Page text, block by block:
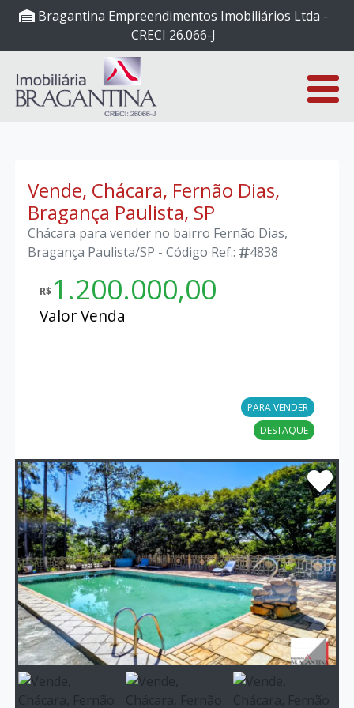
Bragantina Empreendimentos Imobiliários Ltda -
CRECI 26.066-J
Vende, Chácara, Fernão Dias,
Bragança Paulista, SP
Chácara para vender no bairro Fernão Dias,
Bragança Paulista/SP - Código Ref.:
4838
R$1.200.000,00
Valor Venda
PARA VENDER
DESTAQUE